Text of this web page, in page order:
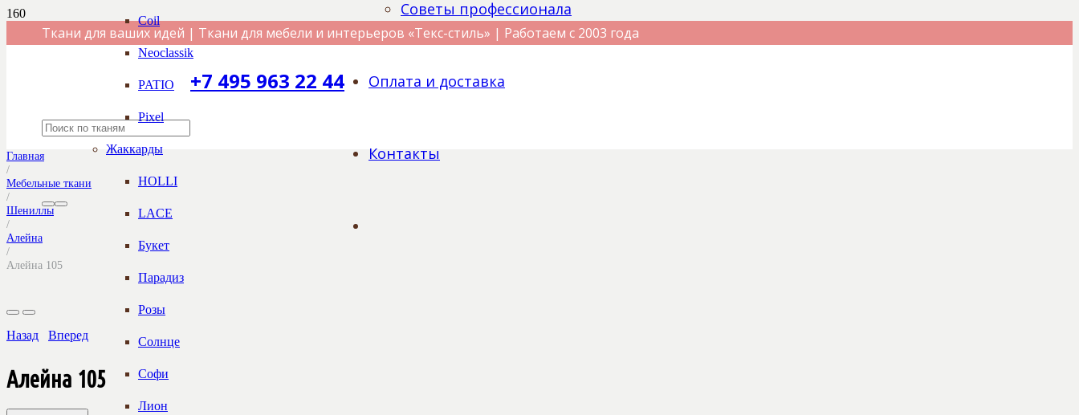
Ткани для ваших идей | Ткани для мебели и интерьеров «Текс-стиль» | Работаем с 2003 года
+7 495 963 22 44
Советы профессионала
Оплата и доставка
Контакты
Coil
Neoclassik
PATIO
Pixel
Жаккарды
HOLLI
LACE
Букет
Парадиз
Розы
Солнце
Софи
Лион
Главная
/
Мебельные ткани
/
Шениллы
/
Алейна
/
Алейна 105
Назад Вперед
Алейна 105